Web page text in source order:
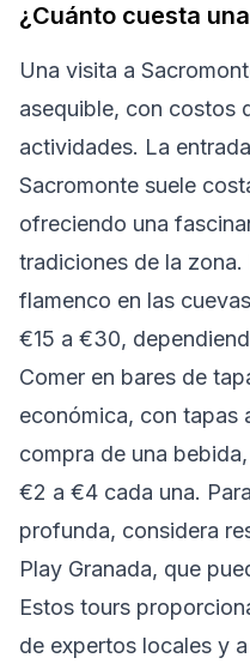
¿Cuánto cuesta
Una visita a
asequible, con costos
actividades. La
Sacromonte suele
ofreciendo una
tradiciones de la
flamenco en las
€15 a €30,
Comer en bares de
económica, con tapas
compra de una
€2 a €4 cada una.
profunda, considera
Play Granada, que
Estos tours
de expertos locales y